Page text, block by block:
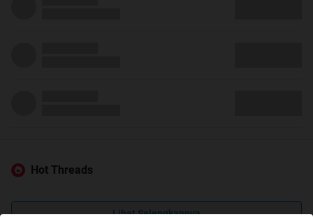
Hot Threads
Lihat Selengkapnya